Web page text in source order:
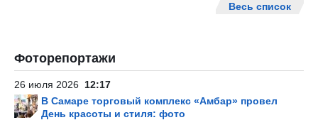
Весь список
Фоторепортажи
26 июля 2026 12:17
В Самаре торговый комплекс «Амбар» провел
День красоты и стиля: фото